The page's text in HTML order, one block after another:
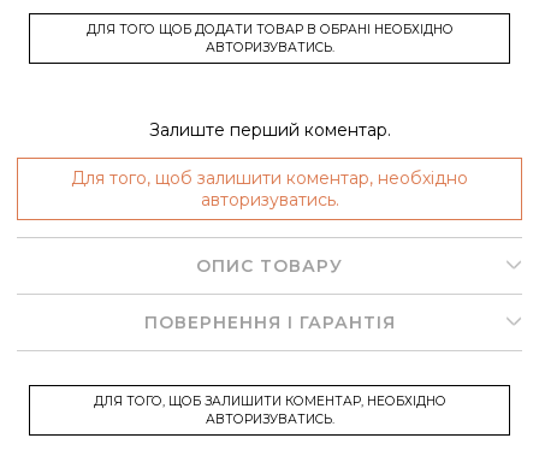
ДЛЯ ТОГО ЩОБ ДОДАТИ ТОВАР В ОБРАНІ НЕОБХІДНО
АВТОРИЗУВАТИСЬ.
Залиште перший коментар.
Для того, щоб залишити коментар, необхідно
авторизуватись.
ОПИС ТОВАРУ
ПОВЕРНЕННЯ І ГАРАНТІЯ
ДЛЯ ТОГО, ЩОБ ЗАЛИШИТИ КОМЕНТАР, НЕОБХІДНО
АВТОРИЗУВАТИСЬ.